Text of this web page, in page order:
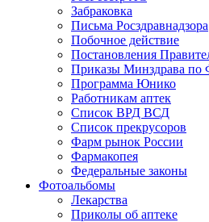
Забраковка
Письма Росздравнадзора
Побочное действие
Постановления
Приказы Минздрава по
Программа Юнико
Работникам аптек
Список ВРД ВСД
Список прекрусоров
Фарм рынок России
Фармакопея
Федеральные законы
Фотоальбомы
Лекарства
Приколы об аптеке